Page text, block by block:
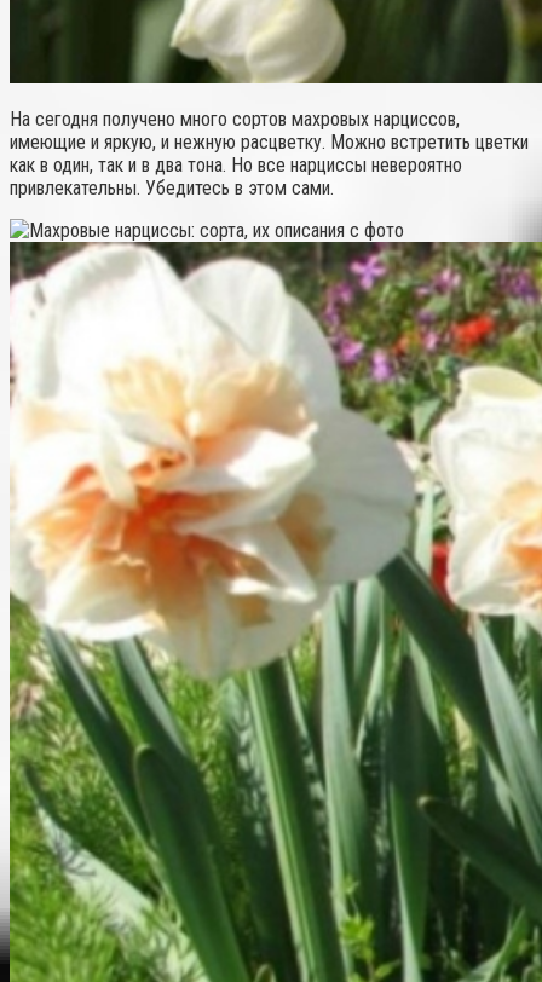
На сегодня получено много сортов махровых нарциссов,
имеющие и яркую, и нежную расцветку. Можно встретить цветки
как в один, так и в два тона. Но все нарциссы невероятно
привлекательны. Убедитесь в этом сами.